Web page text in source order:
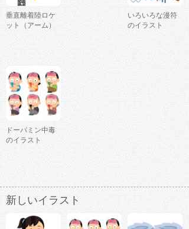
垂直離着陸ロケ
ット（アーム）
いろいろな漫符
のイラスト
ドーパミン中毒
のイラスト
新しいイラスト